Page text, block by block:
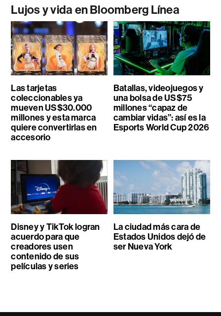
Lujos y vida en Bloomberg Línea
Las tarjetas
coleccionables ya
mueven US$30.000
millones y esta marca
quiere convertirlas en
accesorio
Batallas, videojuegos y
una bolsa de US$75
millones “capaz de
cambiar vidas”: así es la
Esports World Cup 2026
Disney y TikTok logran
acuerdo para que
creadores usen
contenido de sus
películas y series
La ciudad más cara de
Estados Unidos dejó de
ser Nueva York